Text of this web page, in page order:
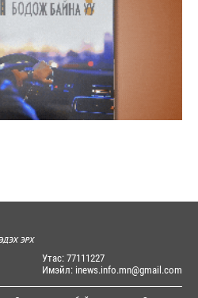
Утас: 77111227
Имэйл: inews.info.mn@gmail.com